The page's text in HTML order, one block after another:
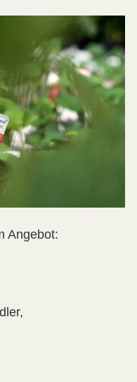
Angebot: